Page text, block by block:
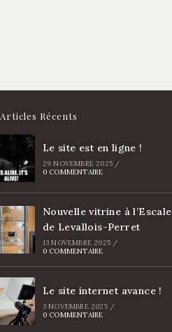
Articles Récents
Le site est en ligne !
29 NOVEMBRE 2025 /
0 COMMENTAIRE
Nouvelle vitrine à l’Escale
de Levallois-Perret
13 NOVEMBRE 2025 /
0 COMMENTAIRE
Le site internet avance !
3 NOVEMBRE 2025 /
0 COMMENTAIRE